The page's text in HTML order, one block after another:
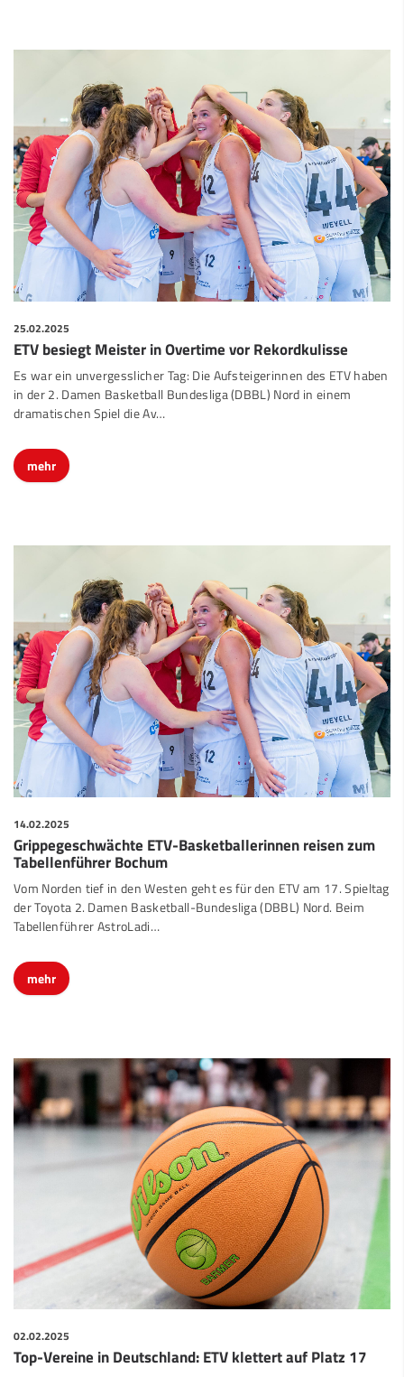
25.02.2025
ETV besiegt Meister in Overtime vor Rekordkulisse
Es war ein unvergesslicher Tag: Die Aufsteigerinnen des ETV haben
in der 2. Damen Basketball Bundesliga (DBBL) Nord in einem
dramatischen Spiel die Av…
mehr
14.02.2025
Grippegeschwächte ETV-Basketballerinnen reisen zum
Tabellenführer Bochum
Vom Norden tief in den Westen geht es für den ETV am 17. Spieltag
der Toyota 2. Damen Basketball-Bundesliga (DBBL) Nord. Beim
Tabellenführer AstroLadi…
mehr
02.02.2025
Top-Vereine in Deutschland: ETV klettert auf Platz 17